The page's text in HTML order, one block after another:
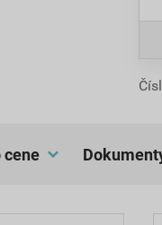
cene